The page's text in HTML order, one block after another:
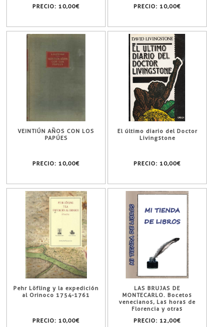
PRECIO: 10,00€ PRECIO: 10,00€
VEINTIÚN AÑOS CON LOS
PAPÚES
PRECIO: 10,00€
El último diario del Doctor
Livingstone
PRECIO: 10,00€
Pehr Löfling y la expedición
al Orinoco 1754-1761
PRECIO: 10,00€
LAS BRUJAS DE
MONTECARLO. Bocetos
venecianos, Las horas de
Florencia y otras
PRECIO: 12,00€